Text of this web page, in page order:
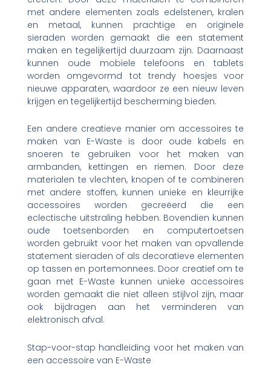
met andere elementen zoals edelstenen, kralen
en metaal, kunnen prachtige en originele
sieraden worden gemaakt die een statement
maken en tegelijkertijd duurzaam zijn. Daarnaast
kunnen oude mobiele telefoons en tablets
worden omgevormd tot trendy hoesjes voor
nieuwe apparaten, waardoor ze een nieuw leven
krijgen en tegelijkertijd bescherming bieden.
Een andere creatieve manier om accessoires te
maken van E-Waste is door oude kabels en
snoeren te gebruiken voor het maken van
armbanden, kettingen en riemen. Door deze
materialen te vlechten, knopen of te combineren
met andere stoffen, kunnen unieke en kleurrijke
accessoires worden gecreëerd die een
eclectische uitstraling hebben. Bovendien kunnen
oude toetsenborden en computertoetsen
worden gebruikt voor het maken van opvallende
statement sieraden of als decoratieve elementen
op tassen en portemonnees. Door creatief om te
gaan met E-Waste kunnen unieke accessoires
worden gemaakt die niet alleen stijlvol zijn, maar
ook bijdragen aan het verminderen van
elektronisch afval.
Stap-voor-stap handleiding voor het maken van
een accessoire van E-Waste